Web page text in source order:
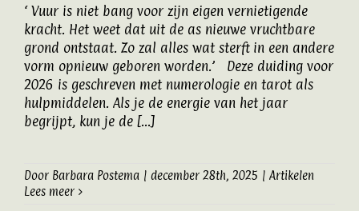
Artikelen
Contact
‘ Vuur is niet bang voor zijn eigen vernietigende
kracht. Het weet dat uit de as nieuwe vruchtbare
grond ontstaat. Zo zal alles wat sterft in een andere
vorm opnieuw geboren worden.’ Deze duiding voor
2026 is geschreven met numerologie en tarot als
hulpmiddelen. Als je de energie van het jaar
begrijpt, kun je de [...]
Door Barbara Postema | december 28th, 2025 | Artikelen
Lees meer